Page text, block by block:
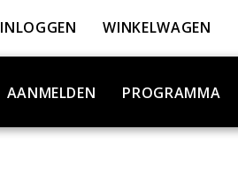
INLOGGEN WINKELWAGEN
AANMELDEN PROGRAMMA